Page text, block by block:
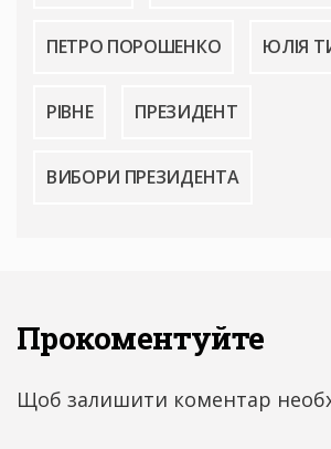
ПЕТРО ПОРОШЕНКО ЮЛІЯ
РІВНЕ ПРЕЗИДЕНТ
ВИБОРИ ПРЕЗИДЕНТА
Прокоментуйте
Щоб залишити коментар